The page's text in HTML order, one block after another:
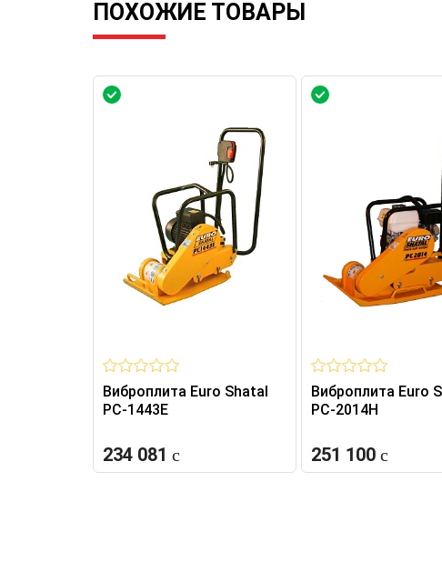
ПОХОЖИЕ ТОВАРЫ
Виброплита Euro Shatal
PC-1443E
234 081
Виброплита Euro
PC-2014H
251 100